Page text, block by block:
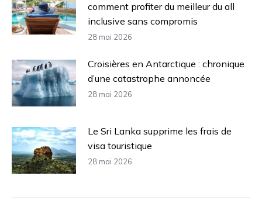
comment profiter du meilleur du all
inclusive sans compromis
28 mai 2026
Croisières en Antarctique : chronique
d’une catastrophe annoncée
28 mai 2026
Le Sri Lanka supprime les frais de
visa touristique
28 mai 2026